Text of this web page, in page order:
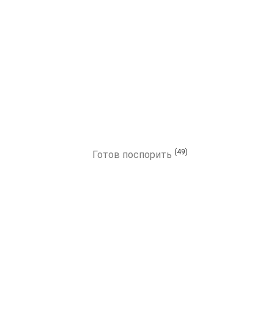
Готов поспорить (49)